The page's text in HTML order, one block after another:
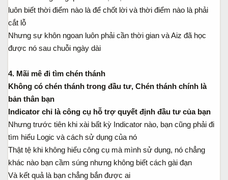
luôn biết thời điểm nào là để chốt lời và thời điểm nào là phải
cắt lỗ
Nhưng sự khôn ngoan luôn phải cần thời gian và Aiz đã học
được nó sau chuỗi ngày dài
4. Mãi mê đi tìm chén thánh
Không có chén thánh trong đầu tư, Chén thánh chính là
bản thân bạn
Indicator chỉ là công cụ hỗ trợ quyết định đầu tư của bạn
Nhưng trước tiên khi xài bất kỳ Indicator nào, bạn cũng phải đi
tìm hiểu Logic và cách sử dụng của nó
Thật tệ khi không hiểu công cụ mà mình sử dụng, nó chẳng
khác nào bạn cầm súng nhưng không biết cách gài đạn
Và kết quả là bạn chẳng bắn được ai